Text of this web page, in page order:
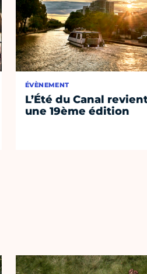
ÉVÈNEMENT
L’Été du Canal
une 19ème édition